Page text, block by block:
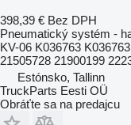
398,39 € Bez DPH
Pneumatický systém -
KV-06 K036763
21505728 21900199
Estónsko, Tallinn
TruckParts Eesti OÜ
Obráťte sa na predajcu